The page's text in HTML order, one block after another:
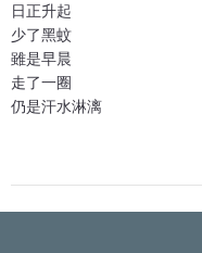
日正升起
少了黑蚊
雖是早晨
走了一圈
仍是汗水淋漓